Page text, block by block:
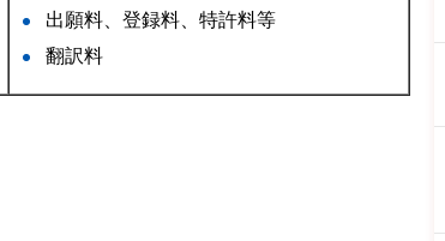
出願料、登録料、特許料等
翻訳料